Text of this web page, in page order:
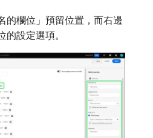
的欄位」預留位置，而右邊
設定選項。